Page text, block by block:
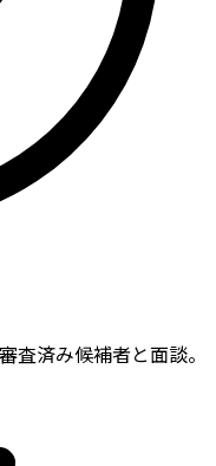
査済み候補者と面談。